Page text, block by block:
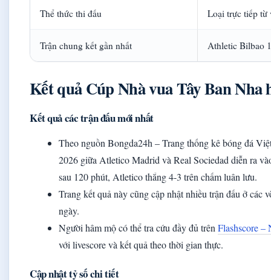
Thể thức thi đấu Loại trực tiếp từ
Trận chung kết gần nhất Athletic Bilbao
Kết quả Cúp Nhà vua Tây Ban Nha
Kết quả các trận đấu mới nhất
Theo nguồn Bongda24h – Trang thống kê bóng đá
2026 giữa Atletico Madrid và Real Sociedad diễn ra
sau 120 phút, Atletico thắng 4-3 trên chấm luân lưu.
Trang kết quả này cũng cập nhật nhiều trận đấu ở các
ngày.
Người hâm mộ có thể tra cứu đầy đủ trên Flashscore –
với livescore và kết quả theo thời gian thực.
Cập nhật tỷ số chi tiết